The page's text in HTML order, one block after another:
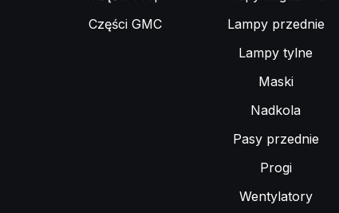
Części GMC
Lampy przednie
Lampy tylne
Maski
Nadkola
Pasy przednie
Progi
Wentylatory